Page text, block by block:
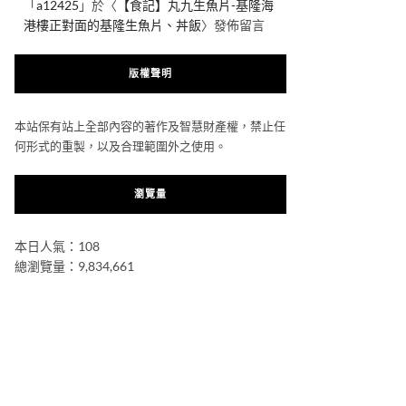
「a12425 」於〈 【食記】丸九生魚片-基隆海
港樓正對面的基隆生魚片、丼飯〉發佈留言
版權聲明
本站保有站上全部內容的著作及智慧財產權，禁止任
何形式的重製，以及合理範圍外之使用。
瀏覽量
本日人氣：108
總瀏覽量：9,834,661